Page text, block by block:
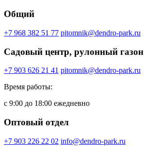
Общий
+7 968 382 51 77 pitomnik@dendro-park.ru
Садовый центр, рулонный газон
+7 903 626 21 41 pitomnik@dendro-park.ru
Время работы:
с 9:00 до 18:00 ежедневно
Оптовый отдел
+7 903 226 22 02 info@dendro-park.ru